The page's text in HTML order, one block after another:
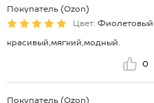
Покупатель (Ozon)
Цвет: Фиолетовый
красивый,мягкий,модный.
0
Покупатель (Ozon)